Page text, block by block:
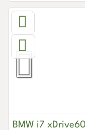
BMW i7 xDrive60